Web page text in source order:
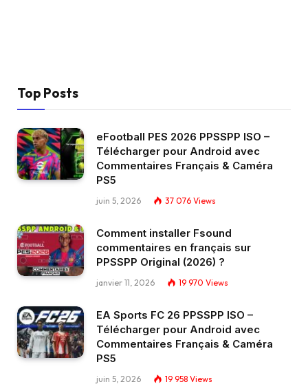
Top Posts
eFootball PES 2026 PPSSPP ISO –
Télécharger pour Android avec
Commentaires Français & Caméra
PS5
juin 5, 2026 37 076 Views
Comment installer Fsound
commentaires en français sur
PPSSPP Original (2026) ?
janvier 11, 2026 19 970 Views
EA Sports FC 26 PPSSPP ISO –
Télécharger pour Android avec
Commentaires Français & Caméra
PS5
juin 5, 2026 19 958 Views